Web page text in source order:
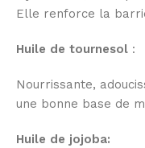
Elle renforce la
Huile de tournesol :
Nourrissante,
une bonne base de
Huile de jojoba: